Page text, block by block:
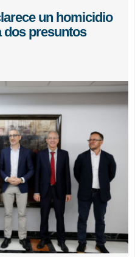
un homicidio
dos presuntos